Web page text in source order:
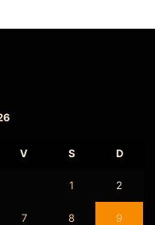
V S D
1 2
7 8 9